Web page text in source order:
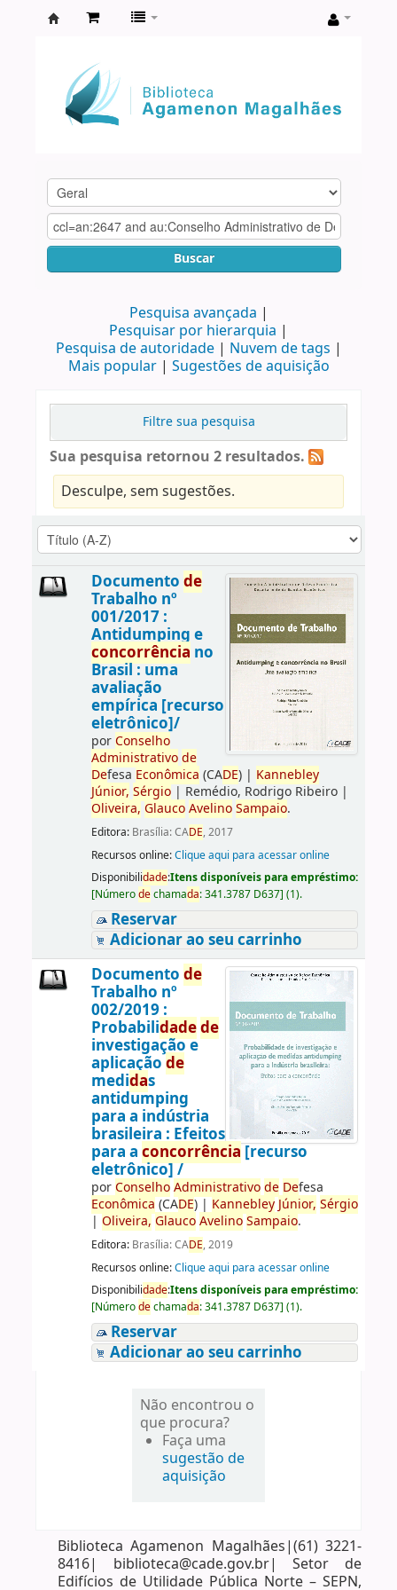
Agamenon
Magalhães
Buscar
Pesquisa avançada
Pesquisar por hierarquia
Pesquisa de autoridade
Nuvem de tags
Mais popular
Sugestões de aquisição
Filtre sua pesquisa
Sua pesquisa retornou 2 resultados.
Desculpe, sem sugestões.
Documento de
Trabalho nº
001/2017 :
Antidumping e
concorrência no
Brasil : uma
avaliação
empírica [recurso
eletrônico]/
porConselho
Administrativo de
Defesa Econômica (CADE)| Kannebley
Júnior, Sérgio| Remédio, Rodrigo Ribeiro|
Oliveira, Glauco Avelino Sampaio.
Editora: Brasília: CADE, 2017
Recursos online:Clique aqui para acessar online
Disponibilidade:Itens disponíveis para empréstimo:
[Númerodechamada:341.3787 D637] (1).
Reservar
Adicionar ao seu carrinho
Documento de
Trabalho nº
002/2019 :
Probabilidadede
investigação e
aplicação de
medidas
antidumping
para a indústria
brasileira : Efeitos
para a concorrência [recurso
eletrônico] /
porConselho Administrativo de Defesa
Econômica (CADE)| Kannebley Júnior, Sérgio
| Oliveira, Glauco Avelino Sampaio.
Editora: Brasília: CADE, 2019
Recursos online:Clique aqui para acessar online
Disponibilidade:Itens disponíveis para empréstimo:
[Númerodechamada:341.3787 D637] (1).
Reservar
Adicionar ao seu carrinho
Não encontrou o
que procura?
Faça uma
sugestão de
aquisição
Biblioteca Agamenon Magalhães|(61) 3221-
8416| biblioteca@cade.gov.br| Setor de
Edifícios de Utilidade Pública Norte – SEPN,